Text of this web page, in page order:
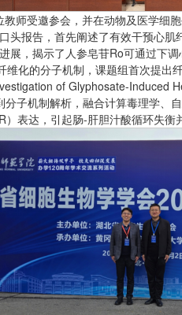
师受邀参会，并在动物及医学细
头报告，首先阐述了有效干预心
展，揭示了人参皂苷Ro可通过下
化的分子机制，课题组首次提
of Glyphosate-Induced
子机制解析，融合计算毒理学、
表达，引起肠-肝胆汁酸循环失衡